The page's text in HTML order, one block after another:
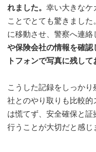
れました。 幸い大きなケ
ことでとても驚きまし
に移動させ、警察へ連絡
や保険会社の情報を確
トフォンで写真に残して
こうした記録をしっか
社とのやり取りも比較
は慌てず、安全確保と
行うことが大切だと感じ